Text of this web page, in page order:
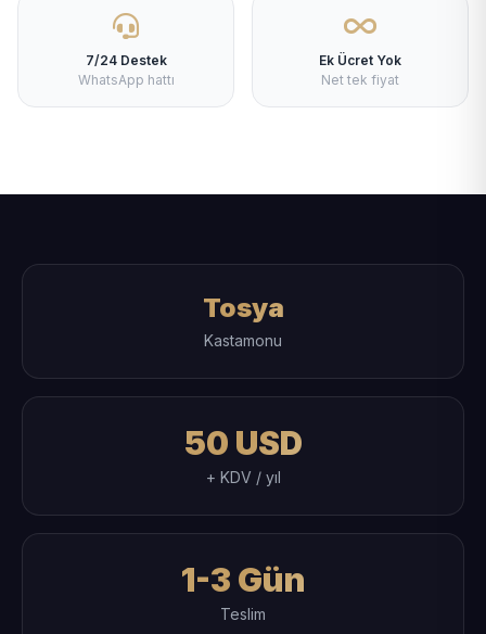
7/24 Destek
WhatsApp hattı
Ek Ücret Yok
Net tek fiyat
Tosya
Kastamonu
50 USD
+ KDV / yıl
1-3 Gün
Teslim